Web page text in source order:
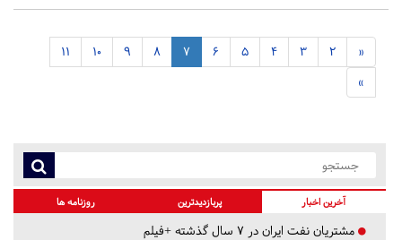
«
2
3
4
5
6
7
8
9
10
11
»
آخرین اخبار پربازدیدترین روزنامه ها
مشتریان نفت ایران در ۷ سال گذشته +فیلم